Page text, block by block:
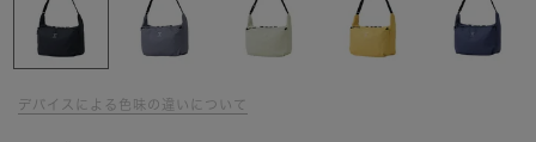
デバイスによる色味の違いについて